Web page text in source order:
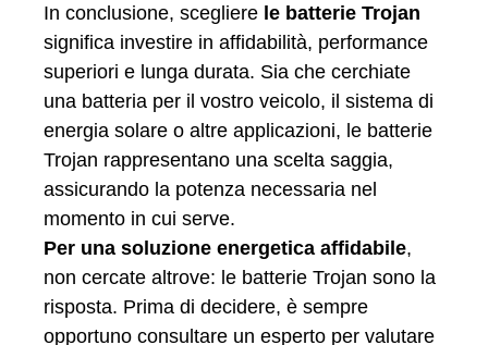
In conclusione, scegliere le batterie Trojan
significa investire in affidabilità, performance
superiori e lunga durata. Sia che cerchiate
una batteria per il vostro veicolo, il sistema di
energia solare o altre applicazioni, le batterie
Trojan rappresentano una scelta saggia,
assicurando la potenza necessaria nel
momento in cui serve.
Per una soluzione energetica affidabile,
non cercate altrove: le batterie Trojan sono la
risposta. Prima di decidere, è sempre
opportuno consultare un esperto per valutare